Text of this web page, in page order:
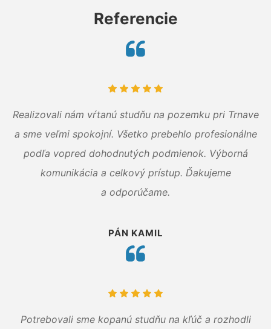
Referencie
Realizovali nám vŕtanú studňu na pozemku pri Trnave
a sme veľmi spokojní. Všetko prebehlo profesionálne
podľa vopred dohodnutých podmienok. Výborná
komunikácia a celkový prístup. Ďakujeme
a odporúčame.
PÁN KAMIL
Potrebovali sme kopanú studňu na kľúč a rozhodli